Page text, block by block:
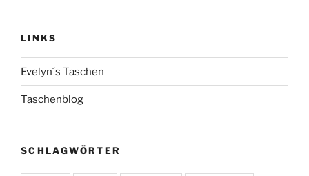
LINKS
Evelyn´s Taschen
Taschenblog
SCHLAGWÖRTER